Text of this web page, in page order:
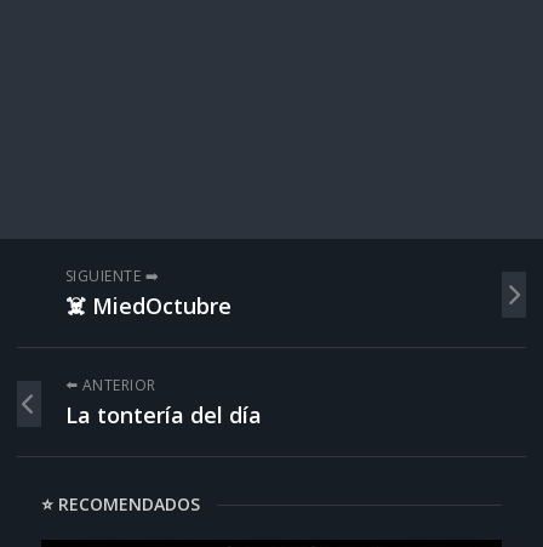
SIGUIENTE ➡️
☠️ MiedOctubre
⬅️ ANTERIOR
La tontería del día
⭐ RECOMENDADOS